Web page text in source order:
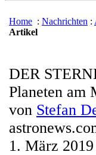
Home : Nachrichten :
Artikel
DER
Planeten am
von Stefan
1. März 2019